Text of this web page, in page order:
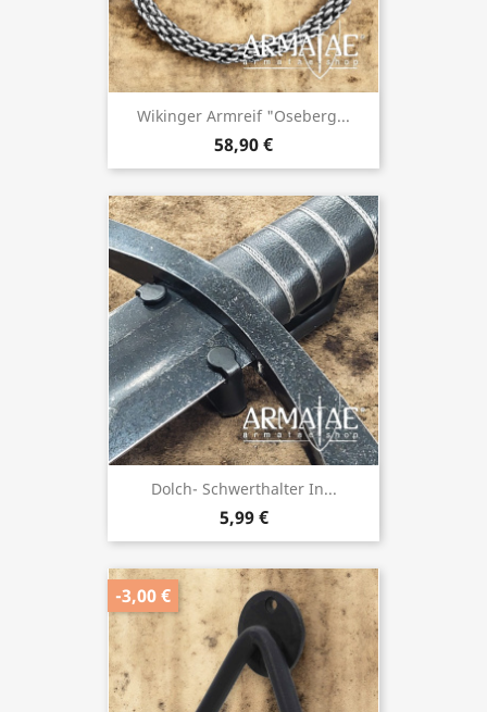
Wikinger Armreif "Oseberg...
58,90 €
Dolch- Schwerthalter In...
5,99 €
-3,00 €